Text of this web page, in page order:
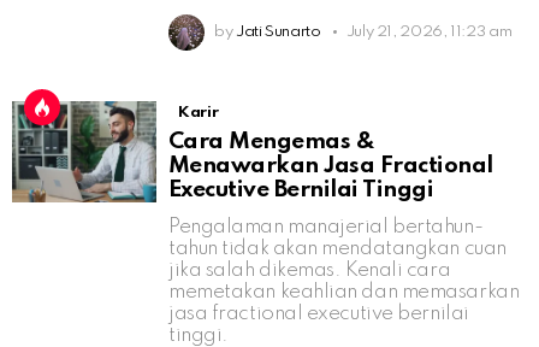
by Jati Sunarto July 21, 2026, 11:23 am
Karir
Cara Mengemas &
Menawarkan Jasa Fractional
Executive Bernilai Tinggi
Pengalaman manajerial bertahun-
tahun tidak akan mendatangkan cuan
jika salah dikemas. Kenali cara
memetakan keahlian dan memasarkan
jasa fractional executive bernilai
tinggi.